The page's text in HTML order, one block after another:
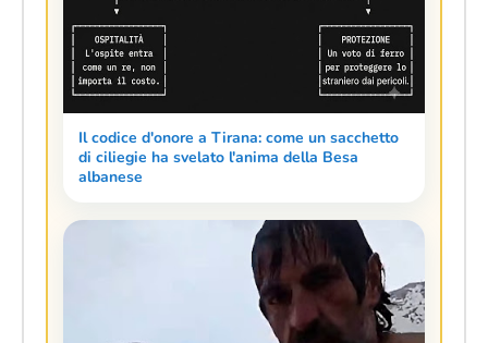
Il codice d'onore a Tirana: come un sacchetto
di ciliegie ha svelato l'anima della Besa
albanese